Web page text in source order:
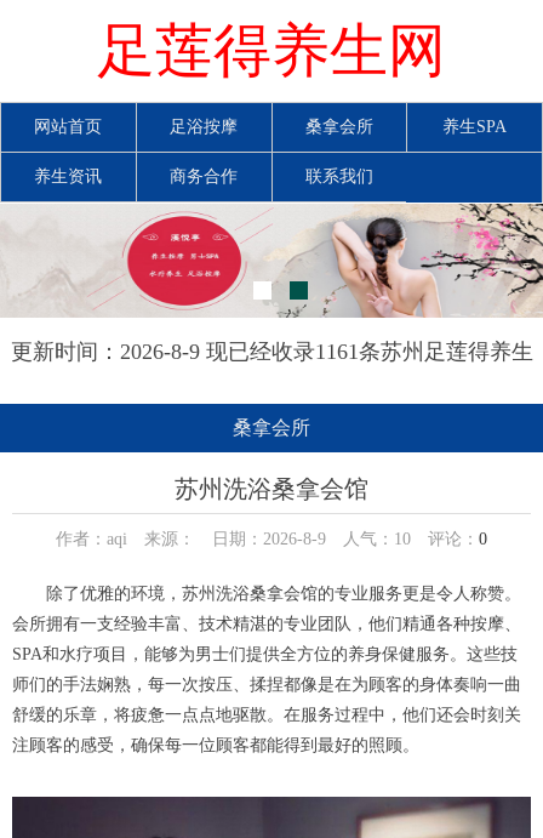
足莲得养生网
网站首页 足浴按摩 桑拿会所 养生SPA
养生资讯 商务合作 联系我们
更新时间：2026-8-9 现已经收录1161条苏州足莲得养生
桑拿会所
苏州洗浴桑拿会馆
作者：aqi 来源： 日期：2026-8-9 人气： 10 评论： 0
除了优雅的环境，苏州洗浴桑拿会馆的专业服务更是令人称赞。
会所拥有一支经验丰富、技术精湛的专业团队，他们精通各种按摩、
SPA和水疗项目，能够为男士们提供全方位的养身保健服务。这些技
师们的手法娴熟，每一次按压、揉捏都像是在为顾客的身体奏响一曲
舒缓的乐章，将疲惫一点点地驱散。在服务过程中，他们还会时刻关
注顾客的感受，确保每一位顾客都能得到最好的照顾。